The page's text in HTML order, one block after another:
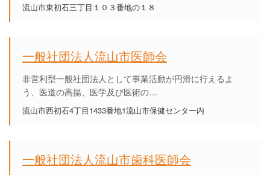
流山市東初石三丁目１０３番地の１８
一般社団法人流山市医師会
非営利型一般社団法人として事業活動が円滑に行えるよ
う、医道の高揚、医学及び医術の…
流山市西初石4丁目1433番地1流山市保健センター内
一般社団法人流山市歯科医師会